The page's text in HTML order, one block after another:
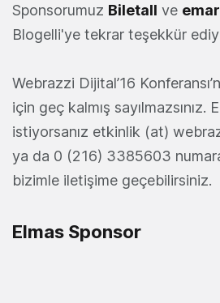
Sponsorumuz Biletall ve
Blogelli'ye tekrar teşekkür
Webrazzi Dijital’16
için geç kalmış sayılmazsınız.
istiyorsanız etkinlik (at)
ya da 0 (216) 3385603
bizimle iletişime geçebilirsiniz.
Elmas Sponsor